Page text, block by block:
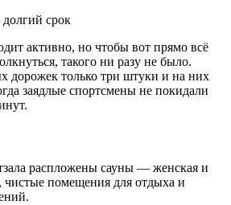
активно, но чтобы вот прямо всё
такого ни разу не было.
дорожек только три штуки и на них
заядлые спортсмены не покидали
распложены сауны — женская и
чистые помещения для отдыха и